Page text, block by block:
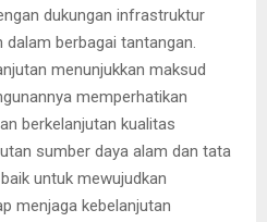
dukungan infrastruktur
berbagai tantangan.
menunjukkan maksud
memperhatikan
berkelanjutan kualitas
sumber daya alam dan tata
untuk mewujudkan
menjaga kebelanjutan